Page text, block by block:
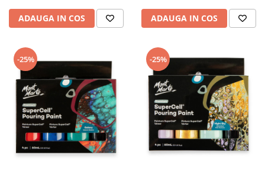
ADAUGA IN COS ADAUGA IN COS
-25% -25%